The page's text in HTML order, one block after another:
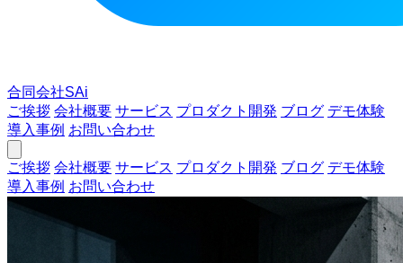
合同会社SAi
ご挨拶 会社概要 サービス プロダクト開発 ブログ デモ体験
導入事例 お問い合わせ
ご挨拶 会社概要 サービス プロダクト開発 ブログ デモ体験
導入事例 お問い合わせ